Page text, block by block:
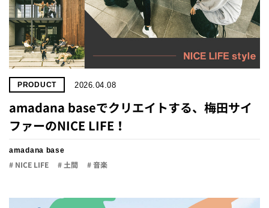
PRODUCT 2026.04.08
amadana baseでクリエイトする、梅田サイ
ファーのNICE LIFE！
amadana base
# NICE LIFE # 土間 # 音楽